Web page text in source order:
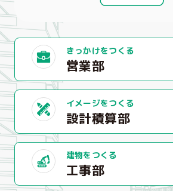
きっかけをつくる
営業部
イメージをつくる
設計積算部
建物をつくる
工事部